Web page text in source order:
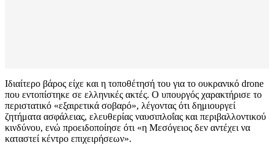
Ιδιαίτερο βάρος είχε και η τοποθέτησή του για το ουκρανικό drone
που εντοπίστηκε σε ελληνικές ακτές. Ο υπουργός χαρακτήρισε το
περιστατικό «εξαιρετικά σοβαρό», λέγοντας ότι δημιουργεί
ζητήματα ασφάλειας, ελευθερίας ναυσιπλοΐας και περιβαλλοντικού
κινδύνου, ενώ προειδοποίησε ότι «η Μεσόγειος δεν αντέχει να
καταστεί κέντρο επιχειρήσεων».